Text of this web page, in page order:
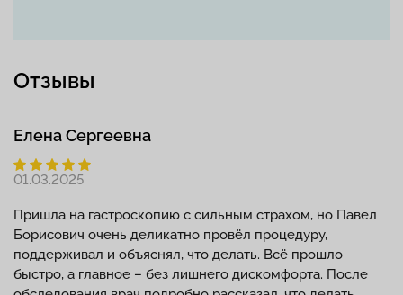
Отзывы
Елена Сергеевна
01.03.2025
Пришла на гастроскопию с сильным страхом, но Павел
Борисович очень деликатно провёл процедуру,
поддерживал и объяснял, что делать. Всё прошло
быстро, а главное – без лишнего дискомфорта. После